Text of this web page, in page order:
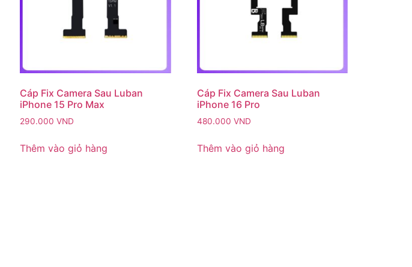
Cáp Fix Camera Sau Luban
iPhone 15 Pro Max
290.000VND
Thêm vào giỏ hàng
Cáp Fix Camera Sau Luban
iPhone 16 Pro
480.000VND
Thêm vào giỏ hàng